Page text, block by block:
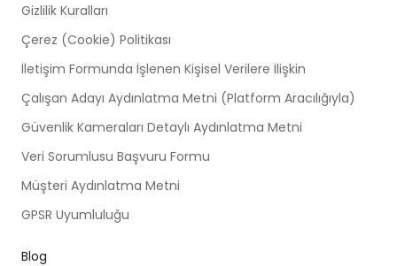
Gizlilik Kuralları
Çerez (Cookie) Politikası
İletişim Formunda İşlenen Kişisel Verilere İlişkin
Çalışan Adayı Aydınlatma Metni (Platform Aracılığıyla)
Güvenlik Kameraları Detaylı Aydınlatma Metni
Veri Sorumlusu Başvuru Formu
Müşteri Aydınlatma Metni
GPSR Uyumluluğu
Blog